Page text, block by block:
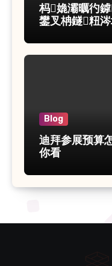
杩嫓灞曞彴
鐢叉柟鐩粈
Blog
迪拜参展预算
你看